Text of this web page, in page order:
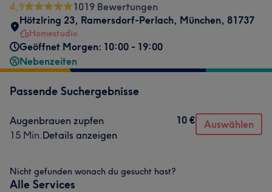
4,9
1019 Bewertungen
Hötzlring 23, Ramersdorf-Perlach, München, 81737
Homestudio
Geöffnet Morgen: 10:00 - 19:00
Nebenzeiten
Passende Suchergebnisse
Augenbrauen zupfen
15 Min.Details anzeigen
10 € Auswählen
Nicht gefunden wonach du gesucht hast?
Alle Services